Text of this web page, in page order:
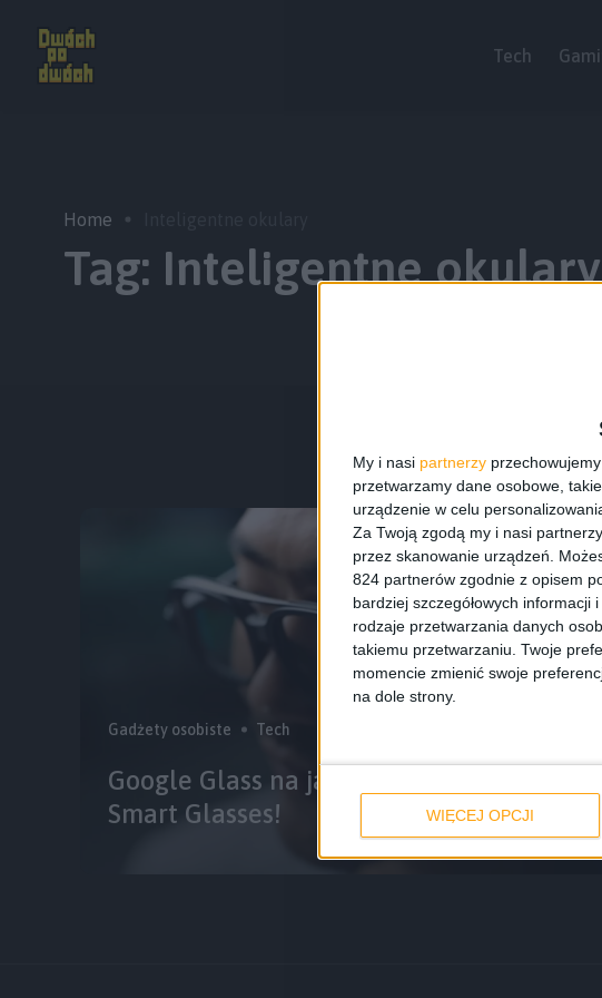
My i nasi partnerzy
przetwarzamy dane osobowe,
urządzenie w celu
Za Twoją zgodą my i nasi
przez skanowanie urządzeń.
824 partnerów zgodnie z opisem
bardziej szczegółowych
rodzaje przetwarzania danych
takiemu przetwarzaniu. Twoje
momencie zmienić swoje
na dole strony.
WIĘCEJ OPCJI
Tech
Home
Tag: Inteligentne okulary
Gadżety osobiste Tech
Google Glass na jakie zasługujemy. Oto
Smart Glasses!